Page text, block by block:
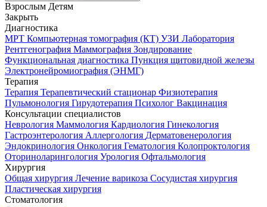
Взрослым Детям
Закрыть
Диагностика
МРТ Компьютерная томография (КТ) УЗИ Лаборатория
Рентгенография Маммография Зондирование
Функциональная диагностика Пункция щитовидной железы
Электронейромиография (ЭНМГ)
Терапия
Терапия Терапевтический стационар Физиотерапия
Пульмонология Гирудотерапия Психолог Вакцинация
Консультации специалистов
Неврология Маммология Кардиология Гинекология
Гастроэнтерология Аллергология Дерматовенерология
Эндокринология Онкология Гематология Колопроктология
Оториноларингология Урология Офтальмология
Хирургия
Общая хирургия Лечение варикоза Сосудистая хирургия
Пластическая хирургия
Стоматология